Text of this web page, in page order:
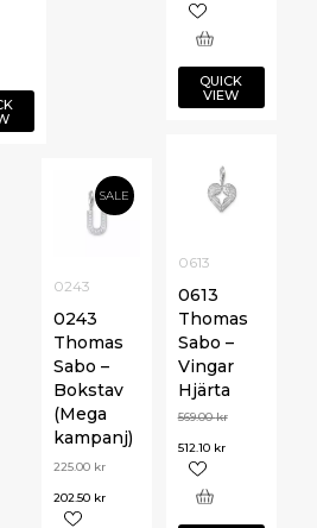
QUICK
VIEW
0613
0613
Thomas
Sabo –
Vingar
Hjärta
569.00kr
512.10 kr
SALE
0243
0243
Thomas
Sabo –
Bokstav
(Mega
kampanj)
225.00 kr
202.50 kr